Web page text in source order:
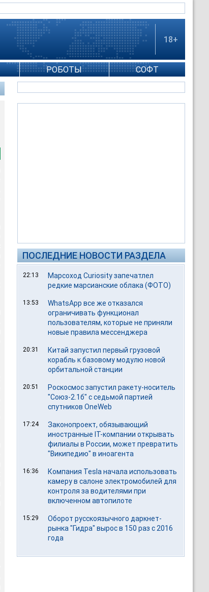
18+
РОБОТЫ СОФТ
ПОСЛЕДНИЕ НОВОСТИ РАЗДЕЛА
22:13
Марсоход Curiosity запечатлел
редкие марсианские облака (ФОТО)
13:53
WhatsApp все же отказался
ограничивать функционал
пользователям, которые не приняли
новые правила мессенджера
20:31
Китай запустил первый грузовой
корабль к базовому модулю новой
орбитальной станции
20:51
Роскосмос запустил ракету-носитель
"Союз-2.1б" с седьмой партией
спутников OneWeb
17:24
Законопроект, обязывающий
иностранные IT-компании открывать
филиалы в России, может превратить
"Википедию" в иноагента
16:36
Компания Tesla начала использовать
камеру в салоне электромобилей для
контроля за водителями при
включенном автопилоте
15:29
Оборот русскоязычного даркнет-
рынка "Гидра" вырос в 150 раз с 2016
года